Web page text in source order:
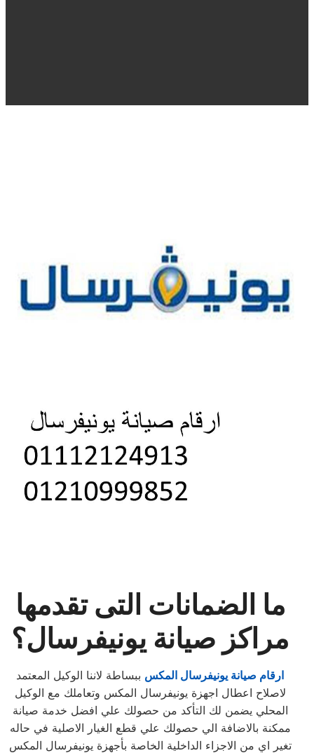
ما الضمانات التى تقدمها
مراكز صيانة يونيفرسال؟
ارقام صيانة يونيفرسال المكس ببساطة لاننا الوكيل المعتمد
لاصلاح اعطال اجهزة يونيفرسال المكس وتعاملك مع الوكيل
المحلي يضمن لك التأكد من حصولك علي افضل خدمة صيانة
ممكنة بالاضافة الي حصولك علي قطع الغيار الاصلية في حاله
تغير اي من الاجزاء الداخلية الخاصة بأجهزة يونيفرسال المكس